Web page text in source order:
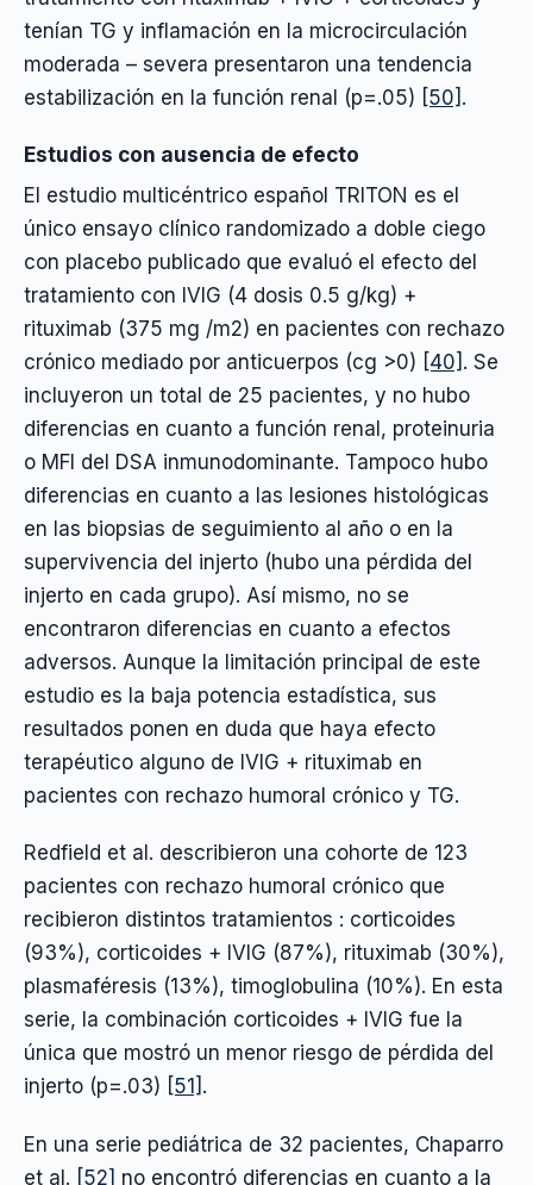
tenían TG y inflamación en la microcirculación
moderada – severa presentaron una tendencia
estabilización en la función renal (p=.05) [50] .
Estudios con ausencia de efecto
El estudio multicéntrico español TRITON es el
único ensayo clínico randomizado a doble ciego
con placebo publicado que evaluó el efecto del
tratamiento con IVIG (4 dosis 0.5 g/kg) +
rituximab (375 mg /m2) en pacientes con rechazo
crónico mediado por anticuerpos (cg >0) [40] . Se
incluyeron un total de 25 pacientes, y no hubo
diferencias en cuanto a función renal, proteinuria
o MFI del DSA inmunodominante. Tampoco hubo
diferencias en cuanto a las lesiones histológicas
en las biopsias de seguimiento al año o en la
supervivencia del injerto (hubo una pérdida del
injerto en cada grupo). Así mismo, no se
encontraron diferencias en cuanto a efectos
adversos. Aunque la limitación principal de este
estudio es la baja potencia estadística, sus
resultados ponen en duda que haya efecto
terapéutico alguno de IVIG + rituximab en
pacientes con rechazo humoral crónico y TG.
Redfield et al. describieron una cohorte de 123
pacientes con rechazo humoral crónico que
recibieron distintos tratamientos : corticoides
(93%), corticoides + IVIG (87%), rituximab (30%),
plasmaféresis (13%), timoglobulina (10%). En esta
serie, la combinación corticoides + IVIG fue la
única que mostró un menor riesgo de pérdida del
injerto (p=.03) [51] .
En una serie pediátrica de 32 pacientes, Chaparro
et al. [52] no encontró diferencias en cuanto a la